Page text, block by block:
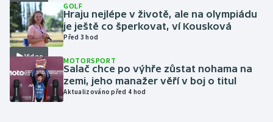
Lezení
Lyže a snowboard
Moderní pětiboj
Video
GOLF
Hraju nejlépe v životě, ale na olympiádu
je ještě co šperkovat, ví Kousková
Před 3 hod
MOTORSPORT
Salač chce po výhře zůstat nohama na
zemi, jeho manažer věří v boj o titul
Aktualizováno před 4 hod